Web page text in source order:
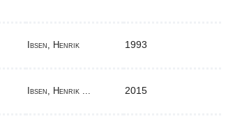
Ibsen, Henrik 1993
Ibsen, Henrik ... 2015